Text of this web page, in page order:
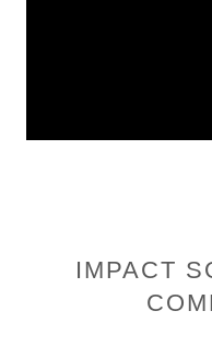
IMPACT